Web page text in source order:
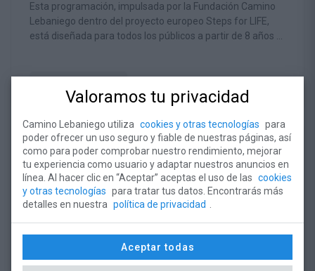
Esta programación, impulsada por la Fundación Camino
Lebaniego dentro del proyecto europeo Steps for LIFE,
está diseñada para todos los públicos a partir de 8 años e
Valoramos tu privacidad
Camino Lebaniego utiliza cookies y otras tecnologías para
poder ofrecer un uso seguro y fiable de nuestras páginas, así
como para poder comprobar nuestro rendimiento, mejorar
tu experiencia como usuario y adaptar nuestros anuncios en
línea. Al hacer clic en “Aceptar” aceptas el uso de las cookies
y otras tecnologías para tratar tus datos. Encontrarás más
detalles en nuestra política de privacidad
Aceptar todas